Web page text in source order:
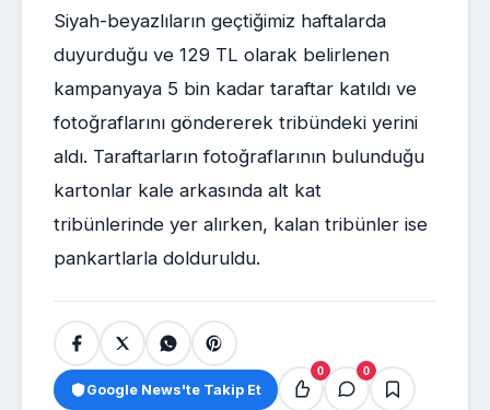
Siyah-beyazlıların geçtiğimiz haftalarda
duyurduğu ve 129 TL olarak belirlenen
kampanyaya 5 bin kadar taraftar katıldı ve
fotoğraflarını göndererek tribündeki yerini
aldı. Taraftarların fotoğraflarının bulunduğu
kartonlar kale arkasında alt kat
tribünlerinde yer alırken, kalan tribünler ise
pankartlarla dolduruldu.
Google News'te Takip Et
0 0